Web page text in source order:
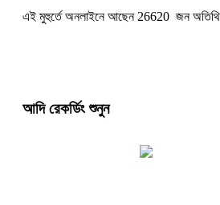
এই মুহুর্তে অনলাইনে আছেন 26620 জন
আদি রেকর্ডিং শুনুন